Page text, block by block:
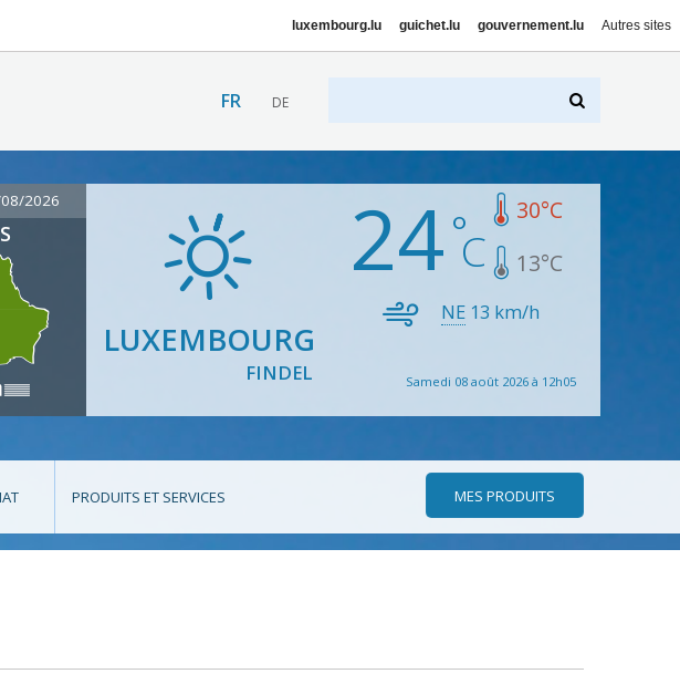
luxembourg.lu guichet.lu gouvernement.lu Autres sites
FR DE
2026
LUXEMBOURG
FINDEL
24 30°C
13°C
NE 13 km/h
Samedi 08 août 2026 à 12h05
PRODUITS ET SERVICES MES PRODUITS